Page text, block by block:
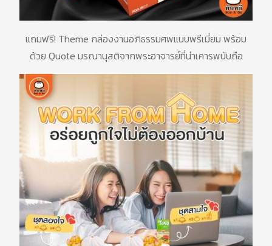
แถมฟรี! Theme กล่องงานอภิธรรมศพแบบพรีเมี่ยม พร้อม
ด้วย Quote มรณานุสติจากพระอาจารย์ที่น่าเคารพนับถือ